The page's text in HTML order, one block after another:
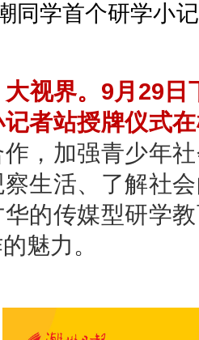
同学首个研学小
视界。9月29日
者站授牌仪式
，加强青少年
生活、了解社
的传媒型研学
魅力。